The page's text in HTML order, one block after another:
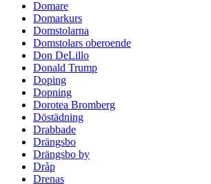
Domare
Domarkurs
Domstolarna
Domstolars oberoende
Don DeLillo
Donald Trump
Doping
Dopning
Dorotea Bromberg
Döstädning
Drabbade
Drängsbo
Drängsbo by
Dråp
Drenas